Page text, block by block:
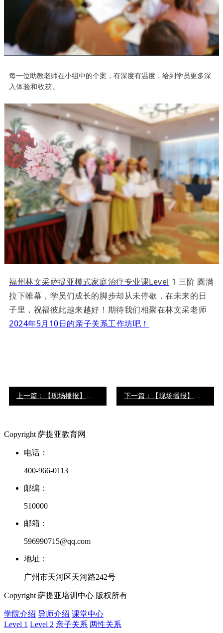
每一位助教老师在小组中的个案，有深度有温度，给到学员更多深
入 体验和收获。
福州林文采萨提亚模式家庭治疗专业课Level 1 三阶 圆满
拉下帷幕，学员们成长的脚步却从未停歇，在未来的日
子里，祝福彼此越来越好！期待我们相聚在林文采老师
2024年5月10日的亲子关系工作坊吧！
Copyright 萨提亚教育网
电话：
400-966-0113
邮编：
510000
邮箱：
596990715@qq.com
地址：
广州市天河区天河路242号
Copyright 萨提亚培训中心 版权所有
学院介绍 导师介绍 课堂中心
Level 1 Level 2 亲子关系 两性关系